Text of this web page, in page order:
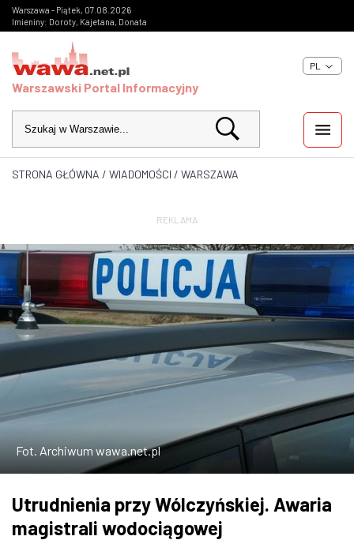
Warszawa - Piątek, 07.08.2026
Imieniny: Doroty, Kajetana, Donata
Warszawski Portal Informacyjny
PL
WIADOMOŚCI
IMPREZY
KULTURA
ZDJĘCIA
W WARSZAWIE
MARKETPLACE
STRONA GŁÓWNA / WIADOMOŚCI / WARSZAWA
REKLAMA
Fot. Archiwum wawa.net.pl
Utrudnienia przy Wólczyńskiej. Awaria
magistrali wodociągowej